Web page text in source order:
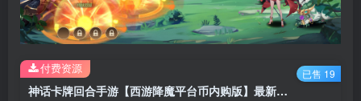
神话卡牌回合手游【西游降魔平台币内购版】最新整理Linux手工服务端+自动脚本+CDK授权后台+安卓苹果+搭建教程
付费资源 已售 19